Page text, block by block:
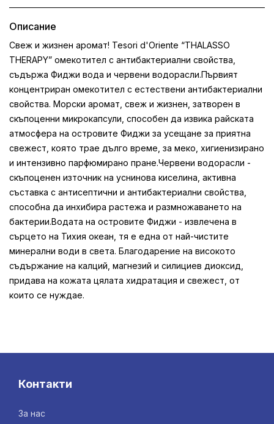
Описание
Свеж и жизнен аромат! Tesori d'Oriente “THALASSO
THERAPY” омекотител с антибактериални свойства,
съдържа Фиджи вода и червени водорасли.Първият
концентриран омекотител с естествени антибактериални
свойства. Морски аромат, свеж и жизнен, затворен в
скъпоценни микрокапсули, способен да извика райската
атмосфера на островите Фиджи за усещане за приятна
свежест, която трае дълго време, за меко, хигиенизирано
и интензивно парфюмирано пране.Червени водорасли -
скъпоценен източник на уснинова киселина, активна
съставка с антисептични и антибактериални свойства,
способна да инхибира растежа и размножаването на
бактерии.Водата на островите Фиджи - извлечена в
сърцето на Тихия океан, тя е една от най-чистите
минерални води в света. Благодарение на високото
съдържание на калций, магнезий и силициев диоксид,
придава на кожата цялата хидратация и свежест, от
които се нуждае.
Контакти
За нас